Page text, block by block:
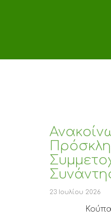
23 Ιουλίου 2026